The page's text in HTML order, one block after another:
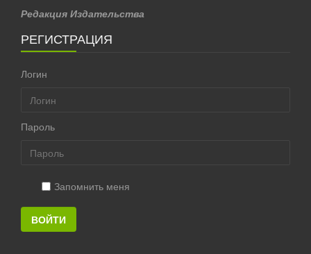
Редакция Издательства
РЕГИСТРАЦИЯ
Логин
Пароль
Запомнить меня
ВОЙТИ